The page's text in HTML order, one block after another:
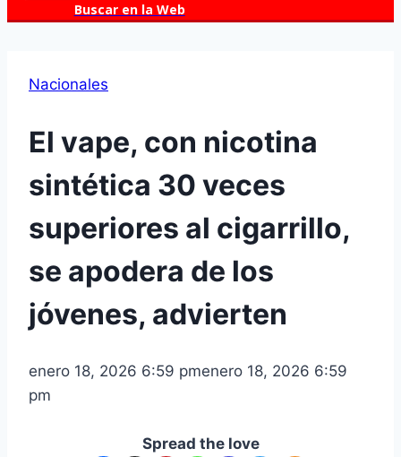
Buscar en la Web
Nacionales
El vape, con nicotina
sintética 30 veces
superiores al cigarrillo,
se apodera de los
jóvenes, advierten
enero 18, 2026 6:59 pmenero 18, 2026 6:59
pm
Spread the love